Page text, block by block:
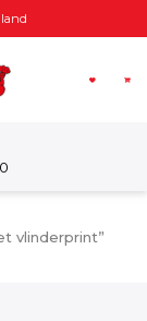
vlinderprint”